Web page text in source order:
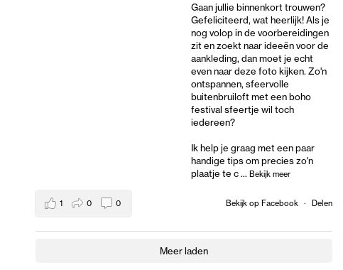
Gaan jullie binnenkort trouwen?
Gefeliciteerd, wat heerlijk! Als je
nog volop in de voorbereidingen
zit en zoekt naar ideeën voor de
aankleding, dan moet je echt
even naar deze foto kijken. Zo'n
ontspannen, sfeervolle
buitenbruiloft met een boho
festival sfeertje wil toch
iedereen?
Ik help je graag met een paar
handige tips om precies zo'n
plaatje te c... Bekijk meer
Bekijk op Facebook · Delen
1 0 0
Meer laden